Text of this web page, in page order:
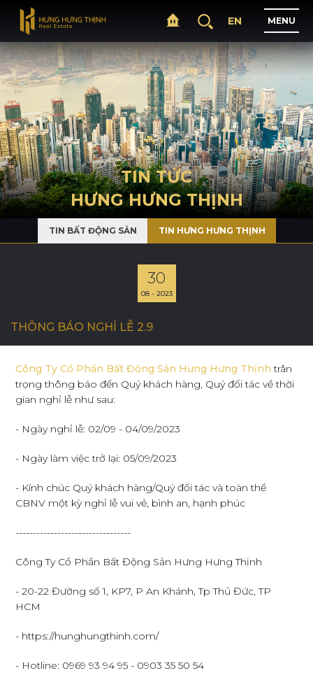
TRANG CHỦ
GIỚI THIỆU
DỰ Á N
C HOẠ
IN TỨ
EN MENU
TIN TỨC
HƯNG HƯNG THỊNH
TIN BẤT ĐỘNG SẢN TIN HƯNG HƯNG THỊNH
30
08 - 2023
THÔNG BÁO NGHỈ LỄ 2.9
Công Ty Cổ Phần Bất Động Sản Hưng Hưng Thịnh trân
trọng thông báo đến Quý khách hàng, Quý đối tác về thời
gian nghỉ lễ như sau:
- Ngày nghỉ lễ: 02/09 - 04/09/2023
- Ngày làm việc trở lại: 05/09/2023
- Kính chúc Quý khách hàng/Quý đối tác và toàn thể
CBNV một kỳ nghỉ lễ vui vẻ, bình an, hạnh phúc
---------------------------------
Công Ty Cổ Phần Bất Động Sản Hưng Hưng Thịnh
- 20-22 Đường số 1, KP7, P An Khánh, Tp Thủ Đức, TP
HCM
- https://hunghungthinh.com/
- Hotline: 0969 93 94 95 - 0903 35 50 54